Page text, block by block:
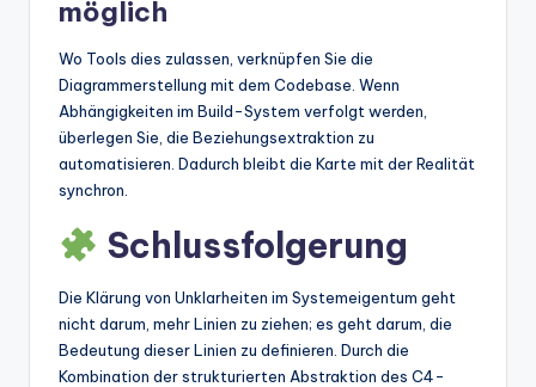
möglich
Wo Tools dies zulassen, verknüpfen Sie die
Diagrammerstellung mit dem Codebase. Wenn
Abhängigkeiten im Build-System verfolgt werden,
überlegen Sie, die Beziehungsextraktion zu
automatisieren. Dadurch bleibt die Karte mit der Realität
synchron.
Schlussfolgerung
Die Klärung von Unklarheiten im Systemeigentum geht
nicht darum, mehr Linien zu ziehen; es geht darum, die
Bedeutung dieser Linien zu definieren. Durch die
Kombination der strukturierten Abstraktion des C4-